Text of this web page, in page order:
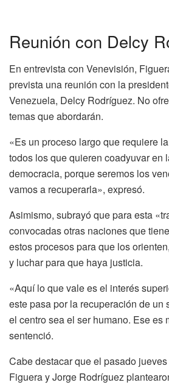
Reunión con Delcy
En entrevista con Venevisión,
prevista una reunión con la
Venezuela, Delcy Rodríguez. No
temas que abordarán.
«Es un proceso largo que requiere
todos los que quieren coadyuvar en
democracia, porque seremos los
vamos a recuperarla», expresó.
Asimismo, subrayó que para esta
convocadas otras naciones que
estos procesos para que los
y luchar para que haya justicia.
«Aquí lo que vale es el interés
este pasa por la recuperación de un
el centro sea el ser humano. Ese es
sentenció.
Cabe destacar que el pasado
Figuera y Jorge Rodríguez